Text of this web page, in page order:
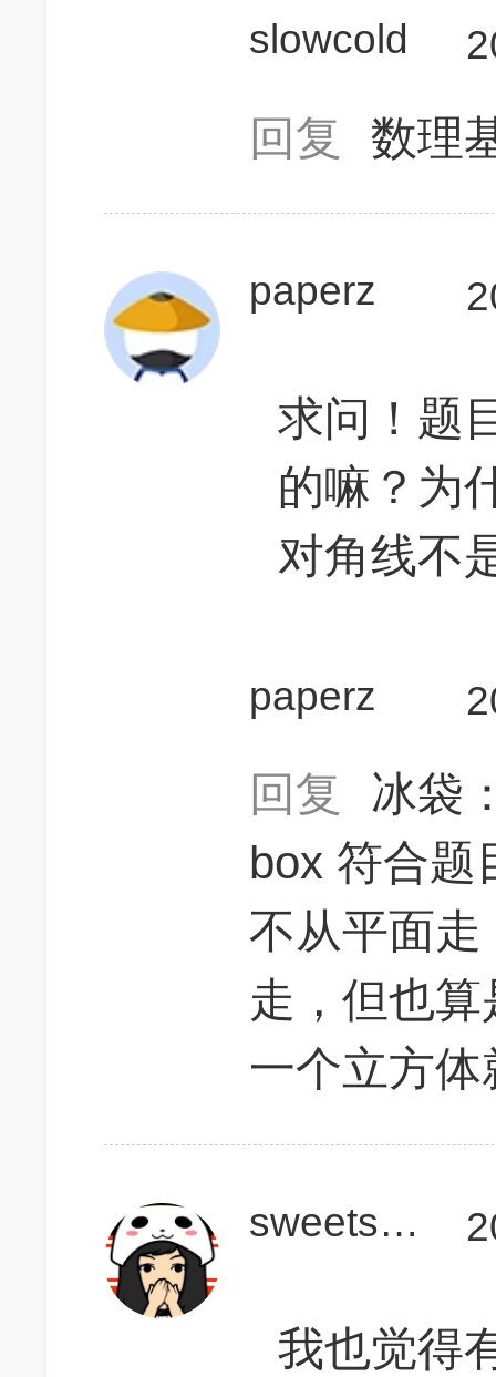
slowcold
回复 数理
paperz
求问！题
的嘛？为
对角线不
paperz
回复
冰袋
box 符合题
不从平面
走，但也
一个立方
sweetsara7
我也觉得